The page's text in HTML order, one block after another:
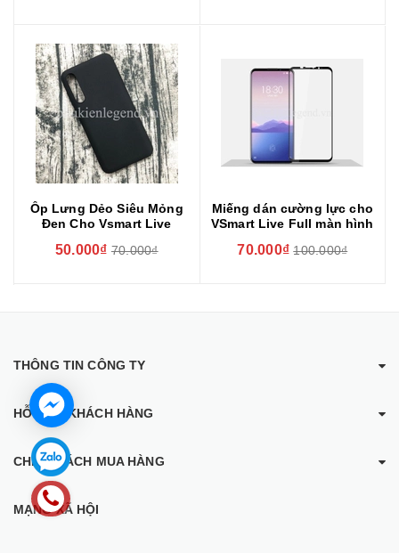
Ốp Lưng Dẻo Siêu Mỏng
Đen Cho Vsmart Live
50.000₫ 70.000₫
Miếng dán cường lực cho
VSmart Live Full màn hình
70.000₫ 100.000₫
THÔNG TIN CÔNG TY
HỖ TRỢ KHÁCH HÀNG
CHÍNH SÁCH MUA HÀNG
MẠNG XÃ HỘI